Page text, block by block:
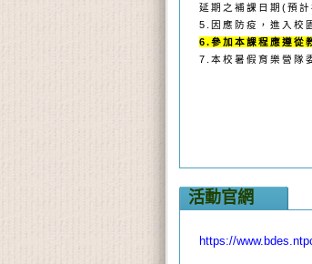
延期之補課日期(預計
5. 因應防疫，進入校
6.參加本課程應遵從
7. 本校暑假育樂營隊
活動官網
https://